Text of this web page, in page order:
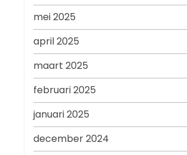
mei 2025
april 2025
maart 2025
februari 2025
januari 2025
december 2024